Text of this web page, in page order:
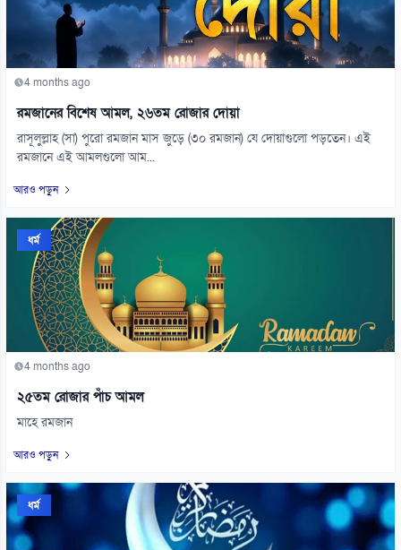
4 months ago
রমজানের বিশেষ আমল, ২৬তম রোজার দোয়া
রাসূলুল্লাহ (সা) পুরো রমজান মাস জুড়ে (৩০ রমজান) যে দোয়াগুলো পড়তেন। এই
রমজানে এই আমলগুলো আম...
আরও পড়ুন
ধর্ম
4 months ago
২৫তম রোজার পাঁচ আমল
মাহে রমজান
আরও পড়ুন
ধর্ম